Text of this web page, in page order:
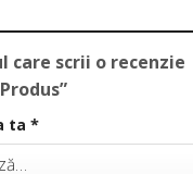
care scrii o recenzie
ta *